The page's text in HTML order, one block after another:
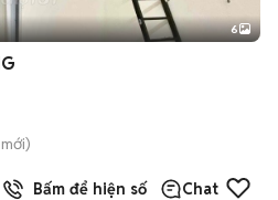
+2
6
mới)
Bấm để hiện số Chat